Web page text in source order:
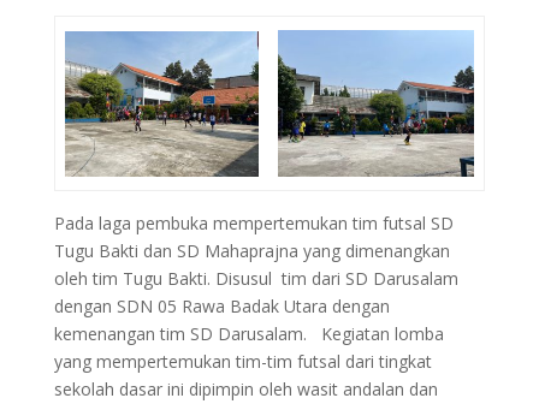
Pada laga pembuka mempertemukan tim futsal SD
Tugu Bakti dan SD Mahaprajna yang dimenangkan
oleh tim Tugu Bakti. Disusul tim dari SD Darusalam
dengan SDN 05 Rawa Badak Utara dengan
kemenangan tim SD Darusalam. Kegiatan lomba
yang mempertemukan tim-tim futsal dari tingkat
sekolah dasar ini dipimpin oleh wasit andalan dan